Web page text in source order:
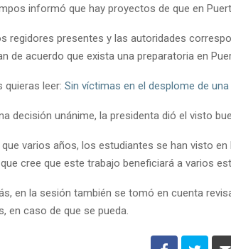
informó que hay proyectos de que en
regidores presentes y las autoridades
de acuerdo que exista una preparatoria en
quieras leer: Sin víctimas en el desplome de
decisión unánime, la presidenta dió el visto
varios años, los estudiantes se han visto
cree que este trabajo beneficiará a varios
en la sesión también se tomó en cuenta
en caso de que se pueda.